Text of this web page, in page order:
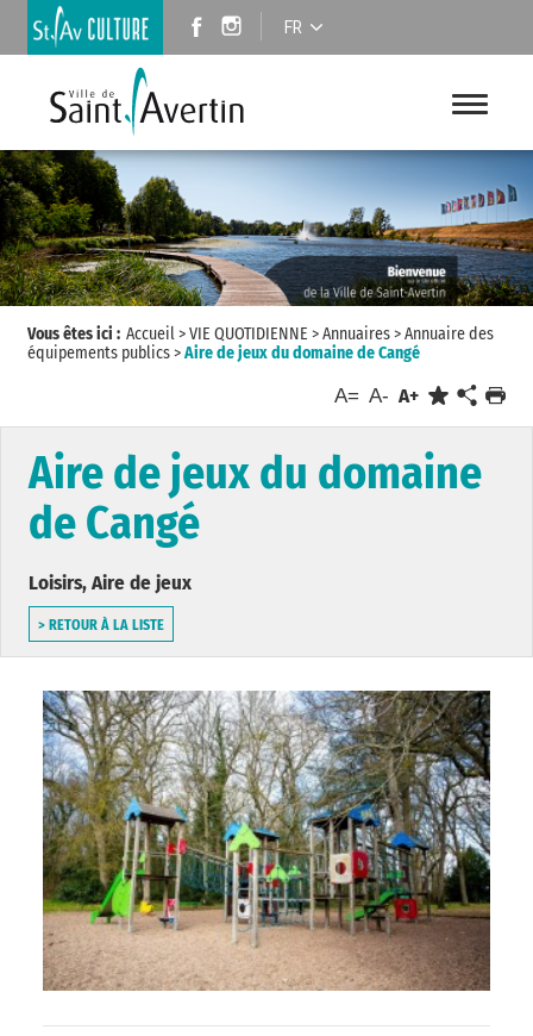
FR
Vous êtes ici : Accueil>VIE QUOTIDIENNE >Annuaires>Annuaire des
équipements publics>Aire de jeux du domaine de Cangé
A= A- A+
Aire de jeux du domaine
de Cangé
Loisirs, Aire de jeux
> RETOUR À LA LISTE